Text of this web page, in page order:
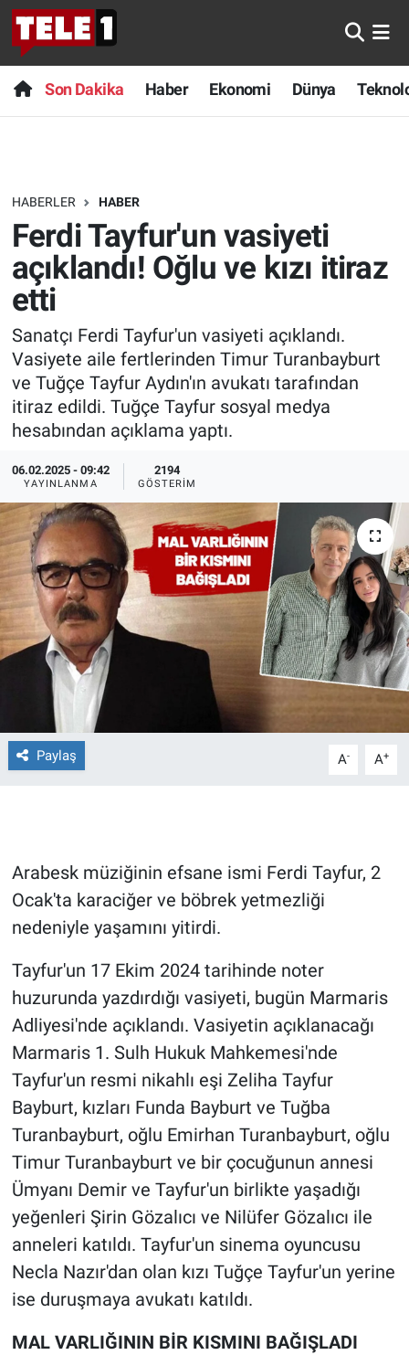
Son Dakika Haber Ekonomi Dünya
HABERLER HABER
Ferdi Tayfur'un vasiyeti
açıklandı! Oğlu ve kızı itiraz
etti
Sanatçı Ferdi Tayfur'un vasiyeti açıklandı.
Vasiyete aile fertlerinden Timur Turanbayburt
ve Tuğçe Tayfur Aydın'ın avukatı tarafından
itiraz edildi. Tuğçe Tayfur sosyal medya
hesabından açıklama yaptı.
06.02.2025 - 09:42
YAYINLANMA
2194
GÖSTERIM
Paylaş A- A+
Arabesk müziğinin efsane ismi Ferdi Tayfur, 2
Ocak'ta karaciğer ve böbrek yetmezliği
nedeniyle yaşamını yitirdi.
Tayfur'un 17 Ekim 2024 tarihinde noter
huzurunda yazdırdığı vasiyeti, bugün Marmaris
Adliyesi'nde açıklandı. Vasiyetin açıklanacağı
Marmaris 1. Sulh Hukuk Mahkemesi'nde
Tayfur'un resmi nikahlı eşi Zeliha Tayfur
Bayburt, kızları Funda Bayburt ve Tuğba
Turanbayburt, oğlu Emirhan Turanbayburt, oğlu
Timur Turanbayburt ve bir çocuğunun annesi
Ümyanı Demir ve Tayfur'un birlikte yaşadığı
yeğenleri Şirin Gözalıcı ve Nilüfer Gözalıcı ile
anneleri katıldı. Tayfur'un sinema oyuncusu
Necla Nazır'dan olan kızı Tuğçe Tayfur'un yerine
ise duruşmaya avukatı katıldı.
MAL VARLIĞININ BİR KISMINI BAĞIŞLADI
Anında Manşet
Başka Sohbetler
Bilim turu
Bilim ve Teknoloji Evreni
Doğa Konuşuyor
Dünya
Ege Saati
Ege'den Esintiler
Eğitim
Eğlence
Ekonomi
Forum
Gerçeğin İzinde
Gün Başlıyor
Gün Bitiyor
Gündem Özel
Günün görüntüsü
İlan
Kimdir
Kültür Sanat
Ne demişti
Nedir
Popüler
Programlar
Son Dakika
Haber
Dünya
Teknoloji
Sağlık
Spor
Yayın Akışı
İletişim
Nöbetçi Eczaneler
Hava Durumu
Trafik Durumu
Süper Lig Puan Durumu ve Fikstür
Tüm Manşetler
Son Dakika Haberleri
Haber Arşivi